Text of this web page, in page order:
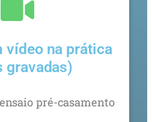
vídeo na prática
gravadas)
pré-casamento